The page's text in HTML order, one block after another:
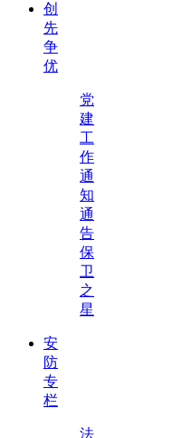
创
先
争
优
党
建
工
作
通
知
通
告
保
卫
之
星
安
防
专
栏
法